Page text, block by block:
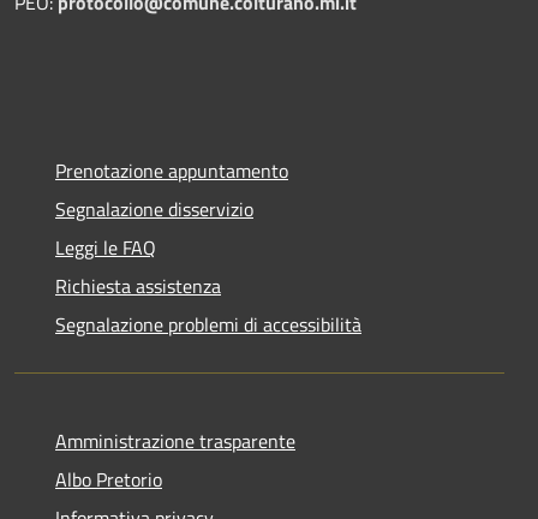
Prenotazione appuntamento
Segnalazione disservizio
Leggi le FAQ
Richiesta assistenza
Segnalazione problemi di accessibilità
Amministrazione trasparente
Albo Pretorio